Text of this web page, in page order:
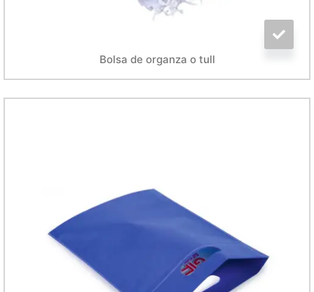
Bolsa de organza o tull